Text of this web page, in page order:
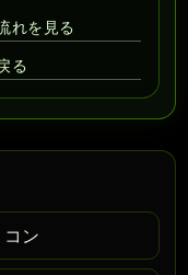
れを見る
る
ン